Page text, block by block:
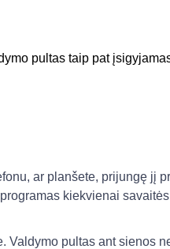
pultas taip pat
ar planšete, prijungę jį
kiekvienai
pultas ant sienos